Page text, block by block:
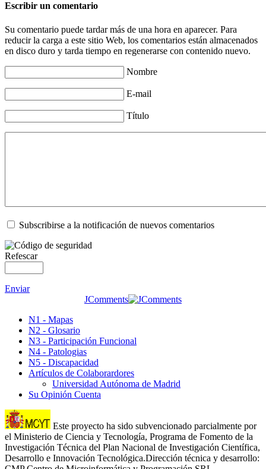
Escribir un comentario
Su comentario puede tardar más de una hora en aparecer. Para
reducir la carga a este sitio Web, los comentarios están almacenados
en disco duro y tarda tiempo en regenerarse con contenido nuevo.
Nombre
E-mail
Título
Subscribirse a la notificación de nuevos comentarios
Refescar
Enviar
JComments
N1 - Mapas
N2 - Glosario
N3 - Participación Funcional
N4 - Patologias
N5 - Discapacidad
Artículos de Colaborardores
Universidad Autónoma de Madrid
Su Opinión Cuenta
Este proyecto ha sido subvencionado parcialmente por
el Ministerio de Ciencia y Tecnología, Programa de Fomento de la
Investigación Técnica del Plan Nacional de Investigación Científica,
Desarrollo e Innovación Tecnológica.Dirección técnica y desarrollo: